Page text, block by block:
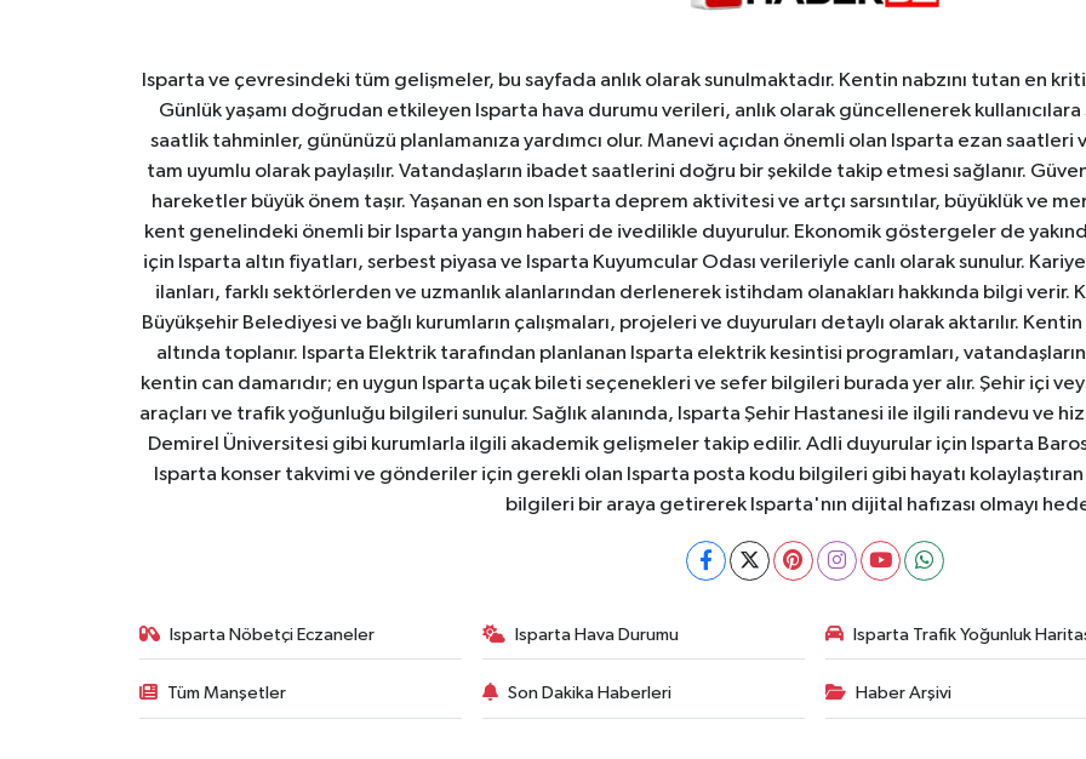
Isparta ve çevresindeki tüm gelişmeler, bu sayfada anlık olarak sunulmaktadır. Kentin nabzını tutan en
Günlük yaşamı doğrudan etkileyen Isparta hava durumu verileri, anlık olarak güncellenerek
saatlik tahminler, gününüzü planlamanıza yardımcı olur. Manevi açıdan önemli olan Isparta ezan
tam uyumlu olarak paylaşılır. Vatandaşların ibadet saatlerini doğru bir şekilde takip etmesi sağlanır.
hareketler büyük önem taşır. Yaşanan en son Isparta deprem aktivitesi ve artçı sarsıntılar, büyüklük ve
kent genelindeki önemli bir Isparta yangın haberi de ivedilikle duyurulur. Ekonomik göstergeler de
için Isparta altın fiyatları, serbest piyasa ve Isparta Kuyumcular Odası verileriyle canlı olarak sunulur.
ilanları, farklı sektörlerden ve uzmanlık alanlarından derlenerek istihdam olanakları hakkında bilgi verir.
Büyükşehir Belediyesi ve bağlı kurumların çalışmaları, projeleri ve duyuruları detaylı olarak aktarılır.
altında toplanır. Isparta Elektrik tarafından planlanan Isparta elektrik kesintisi programları,
kentin can damarıdır; en uygun Isparta uçak bileti seçenekleri ve sefer bilgileri burada yer alır. Şehir içi
araçları ve trafik yoğunluğu bilgileri sunulur. Sağlık alanında, Isparta Şehir Hastanesi ile ilgili randevu ve
Demirel Üniversitesi gibi kurumlarla ilgili akademik gelişmeler takip edilir. Adli duyurular için Isparta
Isparta konser takvimi ve gönderiler için gerekli olan Isparta posta kodu bilgileri gibi hayatı
bilgileri bir araya getirerek Isparta'nın dijital hafızası olmayı
Isparta Nöbetçi Eczaneler Isparta Hava Durumu Isparta Trafik Yoğunluk
Tüm Manşetler Son Dakika Haberleri Haber Arşivi